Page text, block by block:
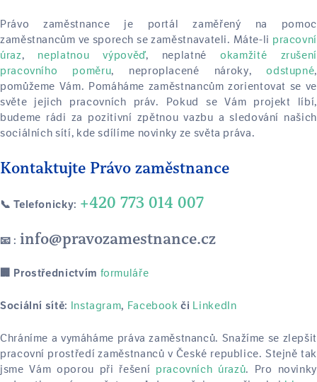
Právo zaměstnance je portál zaměřený na pomoc
zaměstnancům ve sporech se zaměstnavateli. Máte-li pracovní
úraz, neplatnou výpověď, neplatnéokamžité zrušení
pracovního poměru, neproplacené nároky,odstupné,
pomůžeme Vám. Pomáháme zaměstnancům zorientovat se ve
světe jejich pracovních práv. Pokud se Vám projekt líbí,
budeme rádi za pozitivní zpětnou vazbu a sledování našich
sociálních sítí, kde sdílíme novinky ze světa práva.
Kontaktujte Právo zaměstnance
📞 Telefonicky: +420 773 014 007
📧 : info@pravozamestnance.cz
🏢 Prostřednictvím formuláře
Sociální sítě: Instagram, Facebook či LinkedIn
Chráníme a vymáháme práva zaměstnanců. Snažíme se zlepšit
pracovní prostředí zaměstnanců v České republice. Stejně tak
jsme Vám oporou při řešení pracovních úrazů. Pro novinky